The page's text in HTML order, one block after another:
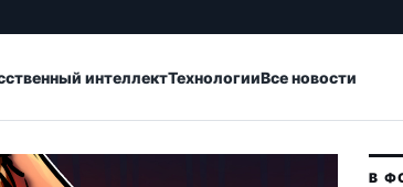
интеллектТехнологииВсе новости